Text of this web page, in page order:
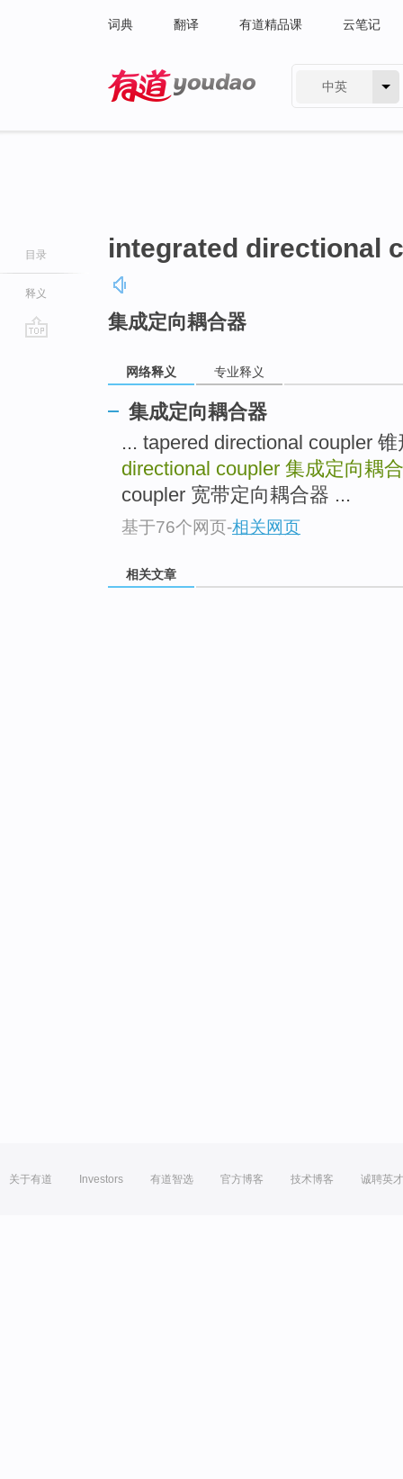
词典 翻译 有道精品课 云笔记
中英
目录
释义
integrated directional
集成定向耦合器
网络释义 专业释义
集成定向耦合器
... tapered directional coupler
directional coupler 集成定向耦
coupler 宽带定向耦合器 ...
基于76个网页-相关网页
相关文章
关于有道 Investors 有道智选 官方博客 技术博客 诚聘英才